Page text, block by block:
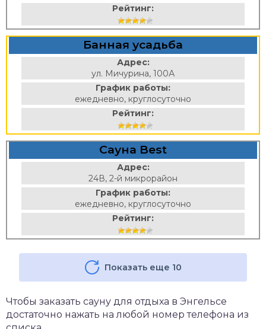
Рейтинг:
Банная усадьба
Адрес:
ул. Мичурина, 100А
График работы:
ежедневно, круглосуточно
Рейтинг:
Сауна Best
Адрес:
24В, 2-й микрорайон
График работы:
ежедневно, круглосуточно
Рейтинг:
Показать еще 10
Чтобы заказать сауну для отдыха в Энгельсе
достаточно нажать на любой номер телефона из